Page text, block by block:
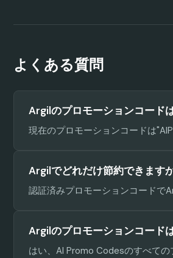
よくある質問
Argilのプロモーションコード
現在のプロモーションコードは
Argilでどれだけ節約できます
認証済みプロモーションコードで
Argilのプロモーションコード
はい、AI Promo Codesのすべての